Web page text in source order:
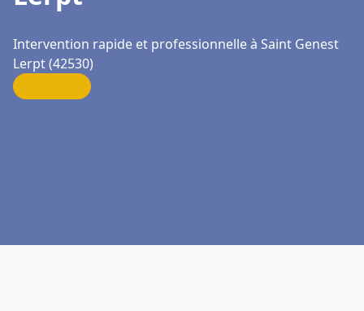
Intervention rapide et professionnelle à Saint Genest
Lerpt (42530)